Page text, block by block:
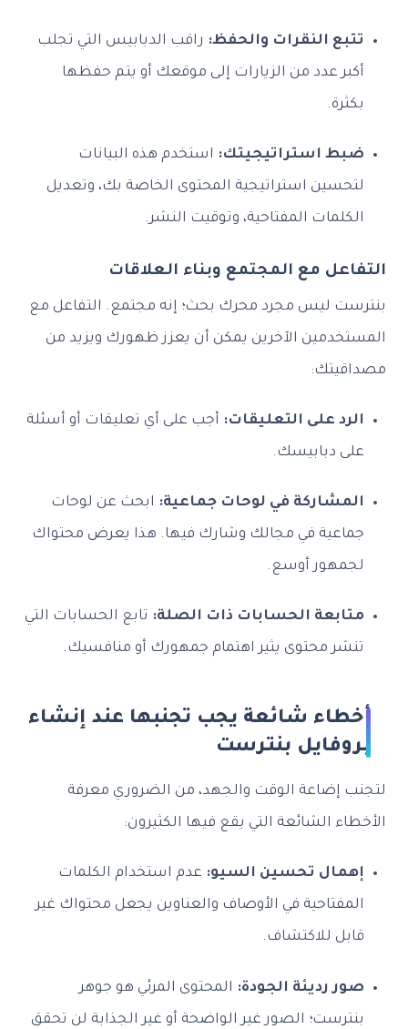
تتبع النقرات والحفظ: راقب الدبابيس التي تجلب
أكبر عدد من الزيارات إلى موقعك أو يتم حفظها
بكثرة.
ضبط استراتيجيتك: استخدم هذه البيانات
لتحسين استراتيجية المحتوى الخاصة بك، وتعديل
الكلمات المفتاحية، وتوقيت النشر.
التفاعل مع المجتمع وبناء العلاقات
بنترست ليس مجرد محرك بحث؛ إنه مجتمع. التفاعل مع
المستخدمين الآخرين يمكن أن يعزز ظهورك ويزيد من
مصداقيتك:
الرد على التعليقات: أجب على أي تعليقات أو أسئلة
على دبابيسك.
المشاركة في لوحات جماعية: ابحث عن لوحات
جماعية في مجالك وشارك فيها. هذا يعرض محتواك
لجمهور أوسع.
متابعة الحسابات ذات الصلة: تابع الحسابات التي
تنشر محتوى يثير اهتمام جمهورك أو منافسيك.
أخطاء شائعة يجب تجنبها عند إنشاء
بروفايل بنترست
لتجنب إضاعة الوقت والجهد، من الضروري معرفة
الأخطاء الشائعة التي يقع فيها الكثيرون:
إهمال تحسين السيو: عدم استخدام الكلمات
المفتاحية في الأوصاف والعناوين يجعل محتواك غير
قابل للاكتشاف.
صور رديئة الجودة: المحتوى المرئي هو جوهر
بنترست؛ الصور غير الواضحة أو غير الجذابة لن تحقق